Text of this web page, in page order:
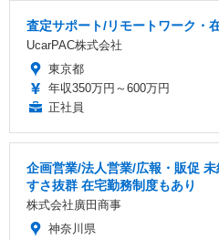
査定サポート/リモートワーク・
UcarPAC株式会社
東京都
年収350万円～600万円
正社員
企画営業/法人営業/広報・販促
すさ抜群 在宅勤務制度もあり
株式会社廣田商事
神奈川県